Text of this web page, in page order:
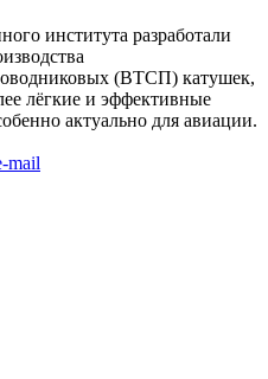
института разработали
(ВТСП) катушек,
лёгкие и эффективные
актуально для авиации.
mail